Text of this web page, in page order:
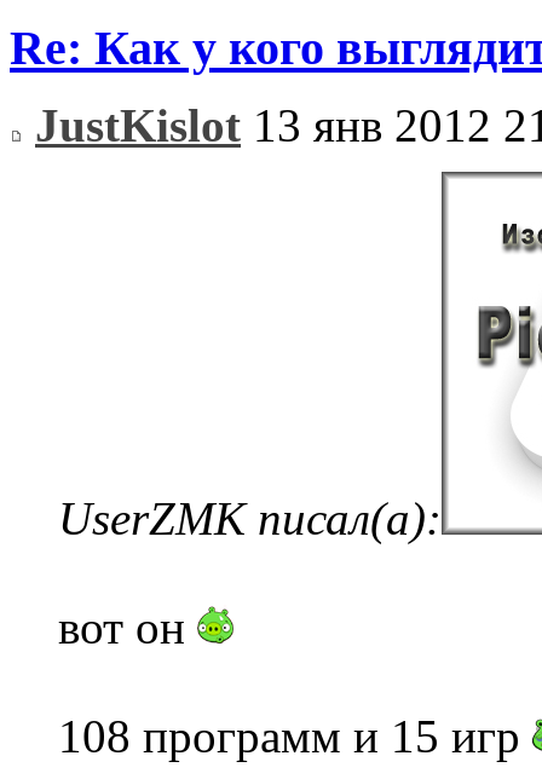
Re: Как у кого
JustKislot 13 янв 2012
UserZMK писал(а):
вот он
108 программ и 15 игр